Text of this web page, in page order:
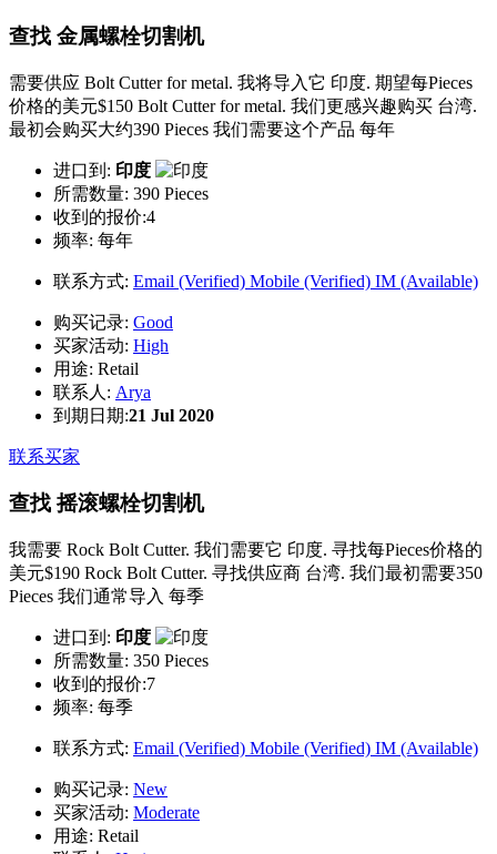
查找 金属螺栓切割机
需要供应 Bolt Cutter for metal. 我将导入它 印度. 期望每Pieces
价格的美元$150 Bolt Cutter for metal. 我们更感兴趣购买 台湾.
最初会购买大约390 Pieces 我们需要这个产品 每年
进口到: 印度
所需数量: 390 Pieces
收到的报价:4
频率: 每年
联系方式: Email (Verified) Mobile (Verified) IM (Available)
购买记录: Good
买家活动: High
用途: Retail
联系人: Arya
到期日期:21 Jul 2020
联系买家
查找 摇滚螺栓切割机
我需要 Rock Bolt Cutter. 我们需要它 印度. 寻找每Pieces价格的
美元$190 Rock Bolt Cutter. 寻找供应商 台湾. 我们最初需要350
Pieces 我们通常导入 每季
进口到: 印度
所需数量: 350 Pieces
收到的报价:7
频率: 每季
联系方式: Email (Verified) Mobile (Verified) IM (Available)
购买记录: New
买家活动: Moderate
用途: Retail